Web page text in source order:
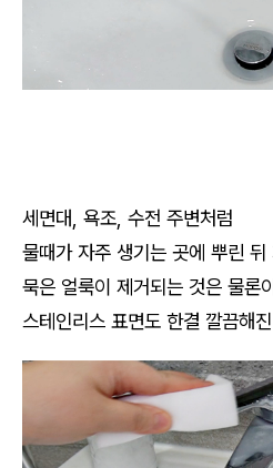
세면대, 욕조, 수전 주변처럼
물때가 자주 생기는 곳에 뿌린 뒤
묵은 얼룩이 제거되는 것은 물론
스테인리스 표면도 한결 깔끔해